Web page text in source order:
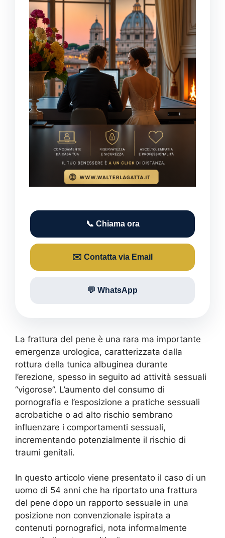
📞 Chiama ora
✉️ Contatta via Email
💬 WhatsApp
La frattura del pene è una rara ma importante
emergenza urologica, caratterizzata dalla
rottura della tunica albuginea durante
l’erezione, spesso in seguito ad attività sessuali
“vigorose”. L’aumento del consumo di
pornografia e l’esposizione a pratiche sessuali
acrobatiche o ad alto rischio sembrano
influenzare i comportamenti sessuali,
incrementando potenzialmente il rischio di
traumi genitali.
In questo articolo viene presentato il caso di un
uomo di 54 anni che ha riportato una frattura
del pene dopo un rapporto sessuale in una
posizione non convenzionale ispirata a
contenuti pornografici, nota informalmente